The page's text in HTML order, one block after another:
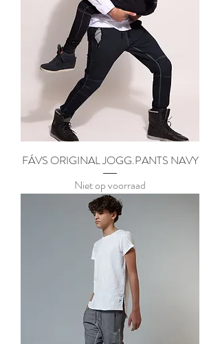
FÁVS ORIGINAL JOGG.PANTS NAVY
Niet op voorraad